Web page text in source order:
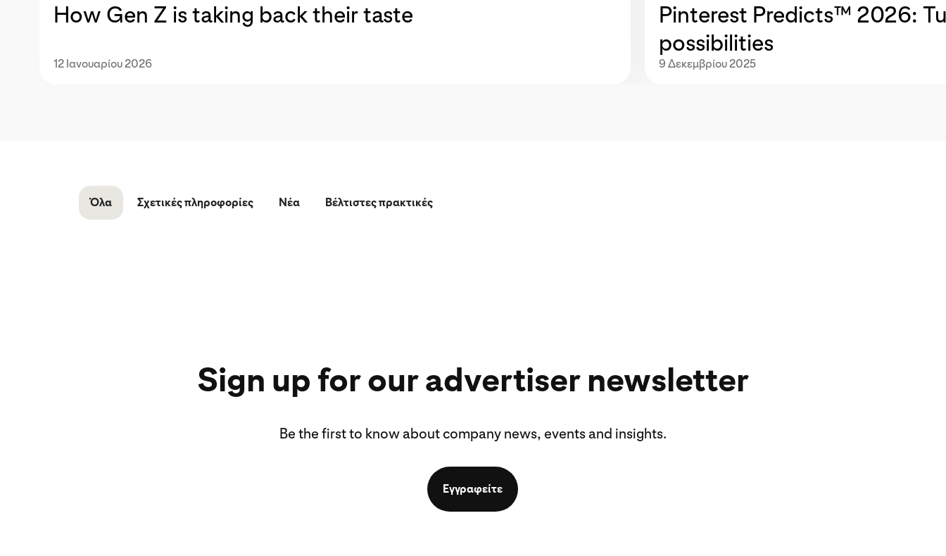
How Gen Z is taking back their taste
12 Ιανουαρίου 2026
Pinterest Predicts™ 2026:
possibilities
9 Δεκεμβρίου 2025
Όλα Σχετικές πληροφορίες Νέα Βέλτιστες πρακτικές
Sign up for our advertiser newsletter
Be the first to know about company news, events and insights.
Εγγραφείτε